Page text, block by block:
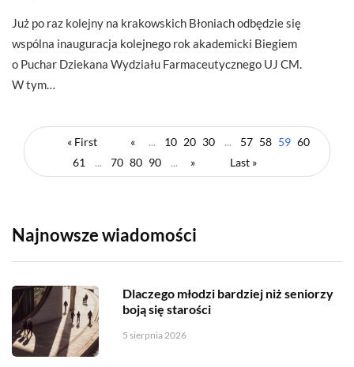
Już po raz kolejny na krakowskich Błoniach odbędzie się
wspólna inauguracja kolejnego rok akademicki Biegiem
o Puchar Dziekana Wydziału Farmaceutycznego UJ CM.
W tym…
« First « ... 10 20 30 ... 57 58 59 60
61
... 70 80 90 ... » Last »
Najnowsze wiadomości
Dlaczego młodzi bardziej niż seniorzy
boją się starości
5 sierpnia 2026